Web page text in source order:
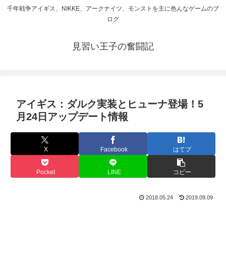
千年戦争アイギス、NIKKE、アークナイツ、モンストを主に色んなゲームのブ
ログ
見習い王子の奮闘記
アイギス：ダルク実装とヒューナ登場！5
月24日アップデート情報
X Facebook はてブ
Pocket LINE コピー
2018.05.24 2019.09.09